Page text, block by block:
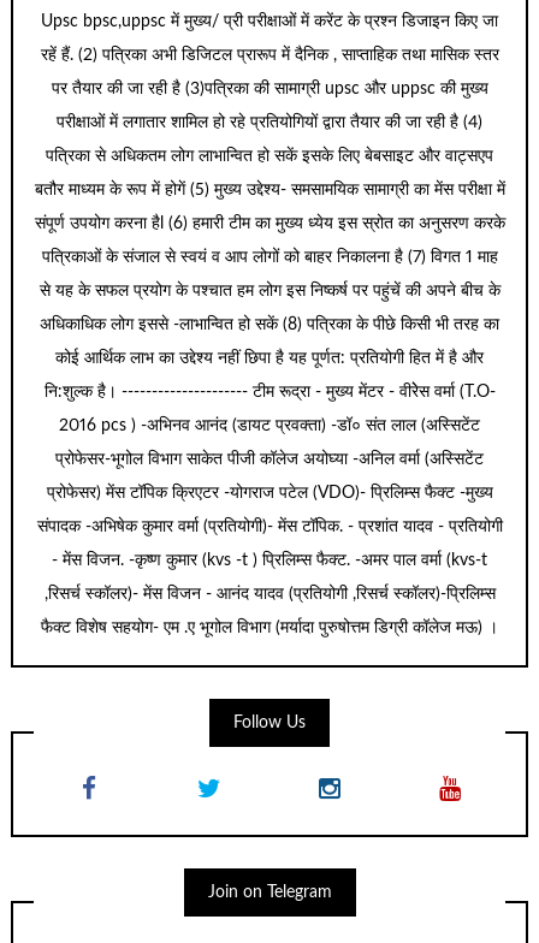
Upsc bpsc,uppsc में मुख्य/ प्री परीक्षाओं में करेंट के प्रश्न डिजाइन किए जा
रहें हैं. (2) पत्रिका अभी डिजिटल प्रारूप में दैनिक , साप्ताहिक तथा मासिक स्तर
पर तैयार की जा रही है (3)पत्रिका की सामाग्री upsc और uppsc की मुख्य
परीक्षाओं में लगातार शामिल हो रहे प्रतियोगियों द्वारा तैयार की जा रही है (4)
पत्रिका से अधिकतम लोग लाभान्वित हो सकें इसके लिए बेबसाइट और वाट्सएप
बतौर माध्यम के रूप में होगें (5) मुख्य उद्देश्य- समसामयिक सामाग्री का मेंस परीक्षा में
संपूर्ण उपयोग करना हैl (6) हमारी टीम का मुख्य ध्येय इस स्रोत का अनुसरण करके
पत्रिकाओं के संजाल से स्वयं व आप लोगों को बाहर निकालना है (7) विगत 1 माह
से यह के सफल प्रयोग के पश्चात हम लोग इस निष्कर्ष पर पहुंचें की अपने बीच के
अधिकाधिक लोग इससे -लाभान्वित हो सकें (8) पत्रिका के पीछे किसी भी तरह का
कोई आर्थिक लाभ का उद्देश्य नहीं छिपा है यह पूर्णत: प्रतियोगी हित में है और
नि:शुल्क है। --------------------- टीम रूद्रा - मुख्य मेंटर - वीरेेस वर्मा (T.O-
2016 pcs ) -अभिनव आनंद (डायट प्रवक्ता) -डॉ० संत लाल (अस्सिटेंट
प्रोफेसर-भूगोल विभाग साकेत पीजी कॉलेज अयोघ्या -अनिल वर्मा (अस्सिटेंट
प्रोफेसर) मेंस टॉपिक क्रिएटर -योगराज पटेल (VDO)- प्रिलिम्स फैक्ट -मुख्य
संपादक -अभिषेक कुमार वर्मा (प्रतियोगी)- मेंस टॉपिक. - प्रशांत यादव - प्रतियोगी
- मेंस विजन. -कृष्ण कुमार (kvs -t ) प्रिलिम्स फैक्ट. -अमर पाल वर्मा (kvs-t
,रिसर्च स्कॉलर)- मेंस विजन - आनंद यादव (प्रतियोगी ,रिसर्च स्कॉलर)-प्रिलिम्स
फैक्ट विशेष सहयोग- एम .ए भूगोल विभाग (मर्यादा पुरुषोत्तम डिग्री कॉलेज मऊ) ।
Follow Us
Join on Telegram